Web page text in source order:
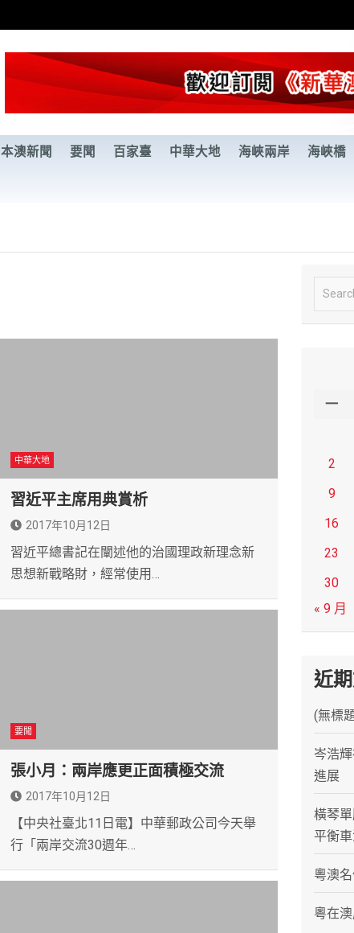
本澳新聞 要聞 百家臺 中華大地 海峽兩岸 海峽橋
中華大地
習近平主席用典賞析
2017年10月12日
習近平總書記在闡述他的治國理政新理念新
思想新戰略財，經常使用…
要聞
張小月：兩岸應更正面積極交流
2017年10月12日
【中央社臺北11日電】中華郵政公司今天舉
行「兩岸交流30週年…
e
一
2
9
16
23
30
« 9 月
近
(無標
岑浩
進展
橫琴
平衡
粵澳
粵在